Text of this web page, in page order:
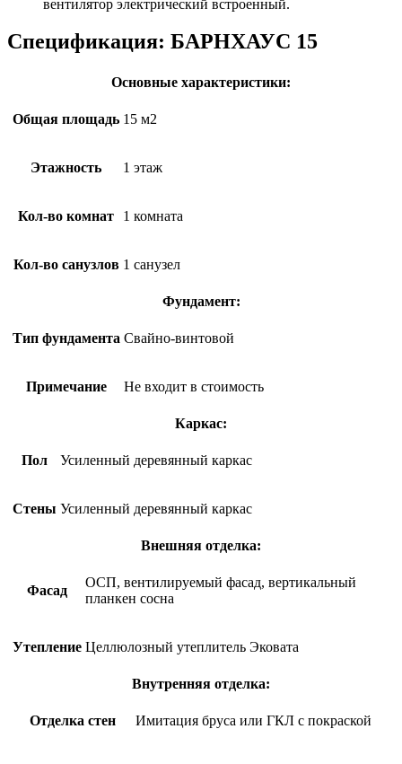
вентилятор электрический встроенный.
Спецификация: БАРНХАУС 15
Основные характеристики:
Общая площадь 15 м2
Этажность 1 этаж
Кол-во комнат 1 комната
Кол-во санузлов 1 санузел
Фундамент:
Тип фундамента Свайно-винтовой
Примечание Не входит в стоимость
Каркас:
Пол Усиленный деревянный каркас
Стены Усиленный деревянный каркас
Внешняя отделка:
Фасад
ОСП, вентилируемый фасад, вертикальный
планкен сосна
Утепление Целлюлозный утеплитель Эковата
Внутренняя отделка:
Отделка стен Имитация бруса или ГКЛ с покраской